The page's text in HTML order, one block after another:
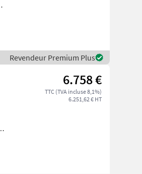
Revendeur Premium Plus
6.758 €
TTC (TVA incluse 8,1%)
6.251,62 € HT